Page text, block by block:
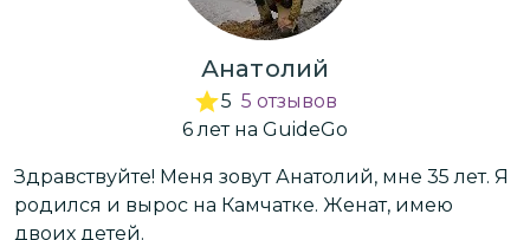
Анатолий
5 5 отзывов
6 летна GuideGo
Здравствуйте! Меня зовут Анатолий, мне 35 лет. Я
родился и вырос на Камчатке. Женат, имею
двоих детей.